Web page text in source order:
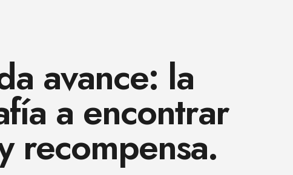
avance: la
a encontrar
recompensa.